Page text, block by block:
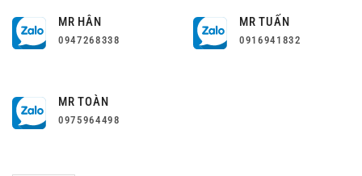
MR HÂN
0947268338
MR TUẤN
0916941832
MR TOÀN
0975964498